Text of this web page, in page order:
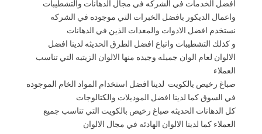
افضل الخدمات في الشركه في مجال الدهانات والتشطيبات
واعمال الديكور بافضل الخبرات التي موجوده في الشركه
نستخدم افضل الادوات والمعدات الذين في الدهانات
و كذلك التشطيبات واتباع افضل الطرق الحديثه لدينا افضل
الالوان لعام الوان جميله وجيده منها الالوان الزيتيه التي تناسب
العملاء
صباغ رخيص بالكويت لدينا افضل استخدام المواد الخام الموجوده
في السوق كما لدينا افضل الموديلات والكتالوجات
كل الدهانات الحديثه صباغ رخيص بالكويت التي تناسب جميع
العملاء كما لدينا الالوان الهادئه في مجال الالوان